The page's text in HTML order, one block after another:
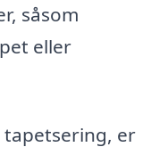
såsom
eller
er